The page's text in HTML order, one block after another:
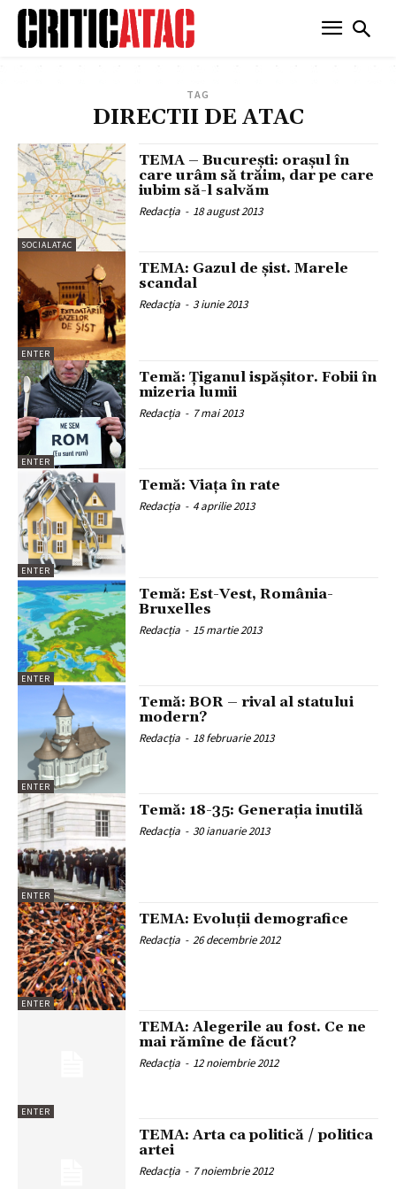
TAG
DIRECTII DE ATAC
SOCIALATAC
TEMA – București: orașul în
care urâm să trăim, dar pe care
iubim să-l salvăm
Redacția - 18 august 2013
ENTER
TEMA: Gazul de şist. Marele
scandal
Redacția - 3 iunie 2013
ENTER
Temă: Țiganul ispășitor. Fobii în
mizeria lumii
Redacția - 7 mai 2013
ENTER
Temă: Viaţa în rate
Redacția - 4 aprilie 2013
ENTER
Temă: Est-Vest, România-
Bruxelles
Redacția - 15 martie 2013
ENTER
Temă: BOR – rival al statului
modern?
Redacția - 18 februarie 2013
ENTER
Temă: 18-35: Generația inutilă
Redacția - 30 ianuarie 2013
ENTER
TEMA: Evoluţii demografice
Redacția - 26 decembrie 2012
ENTER
TEMA: Alegerile au fost. Ce ne
mai rămîne de făcut?
Redacția - 12 noiembrie 2012
TEMA: Arta ca politică / politica
artei
Redacția - 7 noiembrie 2012